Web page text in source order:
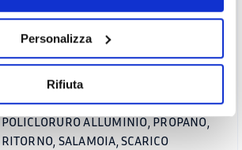
Personalizza
Rifiuta
METANOLO, METILCHETONE, NAFTA,
OLIO, OLIO COMBUSTIBILE, OLIO
LUBRIFICANTE, OSSIDO ETILENE,
OSSIDO PROPILENE, PETROLIO,
POLICLORURO ALLUMINIO, PROPANO,
RITORNO, SALAMOIA, SCARICO